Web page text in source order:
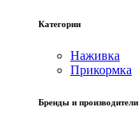
Категории
Наживка
Прикормка
Бренды и производители